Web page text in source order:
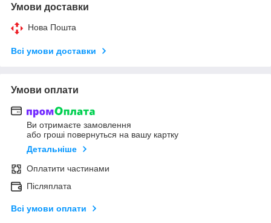
Умови доставки
Нова Пошта
Всі умови доставки
Умови оплати
Ви отримаєте замовлення
або гроші повернуться на вашу картку
Детальніше
Оплатити частинами
Післяплата
Всі умови оплати